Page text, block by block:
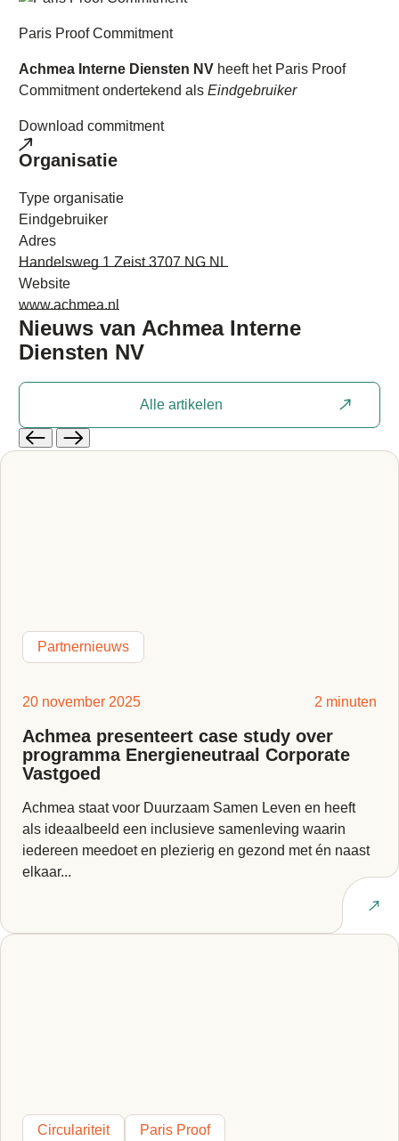
Paris Proof Commitment
Achmea Interne Diensten NV heeft het Paris Proof
Commitment ondertekend alsEindgebruiker
Download commitment
Organisatie
Type organisatie
Eindgebruiker
Adres
Handelsweg 1 Zeist 3707 NG NL
Website
www.achmea.nl
Nieuws van Achmea Interne
Diensten NV
Alle artikelen
Partnernieuws
20 november 2025 2 minuten
Achmea presenteert case study over
programma Energieneutraal Corporate
Vastgoed
Achmea staat voor Duurzaam Samen Leven en heeft
als ideaalbeeld een inclusieve samenleving waarin
iedereen meedoet en plezierig en gezond met én naast
elkaar...
Lees artikel
Circulariteit Paris Proof